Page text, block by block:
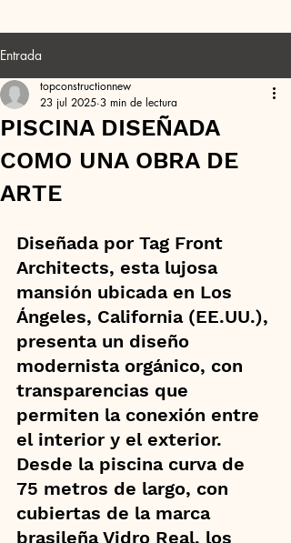
Entrada
PISCINA DISEÑADA
COMO UNA OBRA DE
ARTE
topconstructionnew
23 jul 2025 3 min de lectura
Diseñada por Tag Front
Architects, esta lujosa
mansión ubicada en Los
Ángeles, California (EE.UU.),
presenta un diseño
modernista orgánico, con
transparencias que
permiten la conexión entre
el interior y el exterior.
Desde la piscina curva de
75 metros de largo, con
cubiertas de la marca
brasileña Vidro Real, los